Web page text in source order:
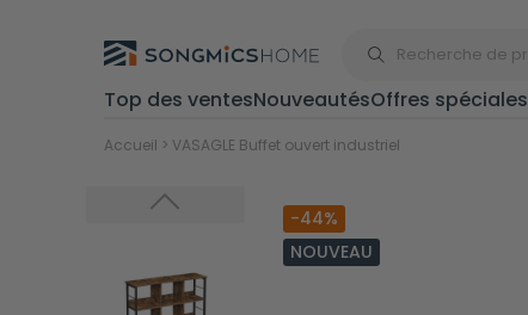
Top des ventesNouveautésOffres spéciales
Rangement
Accueil > VASAGLE Buffet ouvert industriel
-44%
NOUVEAU